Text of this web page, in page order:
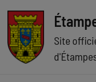
menu
contenu
Site